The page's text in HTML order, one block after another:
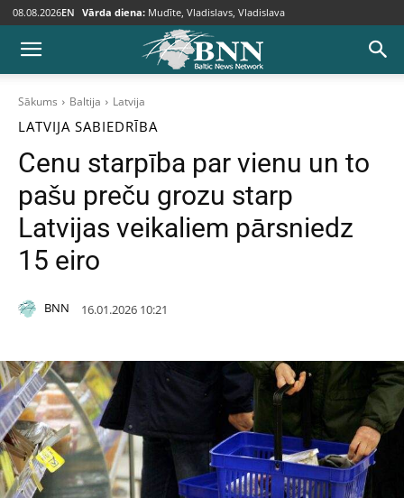
08.08.2026EN Vārda diena: Mudīte, Vladislavs, Vladislava
Sākums Baltija Latvija
LATVIJA SABIEDRĪBA
Cenu starpība par vienu un to
pašu preču grozu starp
Latvijas veikaliem pārsniedz
15 eiro
BNN 16.01.2026 10:21